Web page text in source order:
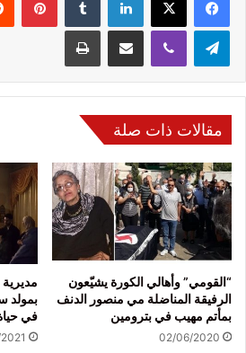
مقالات ذات صلة
“القومي” وأهالي الكورة يشيّعون
الرفيقة المناضلة مي منصور الدنف
بمأتم مهيب في بترومين
02/06/2020
بمولد
في